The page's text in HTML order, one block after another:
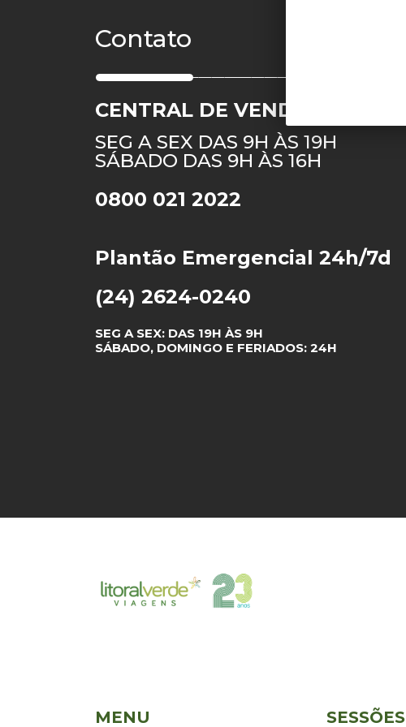
Contato
CENTRAL DE VENDAS
SEG A SEX DAS 9H ÀS 19H
SÁBADO DAS 9H ÀS 16H
0800 021 2022
Plantão Emergencial 24h/7d
(24) 2624-0240
SEG A SEX: DAS 19H ÀS 9H
SÁBADO, DOMINGO E FERIADOS: 24H
MENU SESSÕES